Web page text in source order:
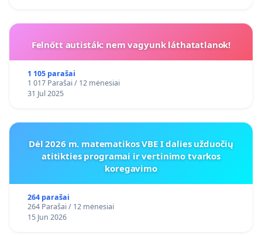
Felnőtt autisták: nem vagyunk láthatatlanok!
1 105 parašai
1 017 Parašai / 12 mėnesiai
31 Jul 2025
Dėl 2026 m. matematikos VBE I dalies užduočių
atitikties programai ir vertinimo tvarkos
koregavimo
264 parašai
264 Parašai / 12 mėnesiai
15 Jun 2026